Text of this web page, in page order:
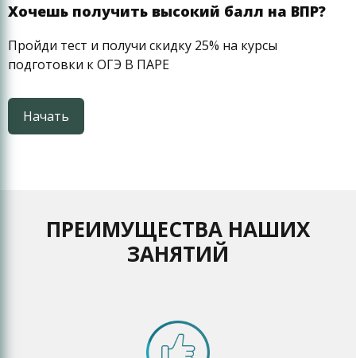
Хочешь получить высокий балл на ВПР?
Пройди тест и получи скидку 25% на курсы
подготовки к ОГЭ В ПАРЕ
Начать
ПРЕИМУЩЕСТВА НАШИХ
ЗАНЯТИЙ